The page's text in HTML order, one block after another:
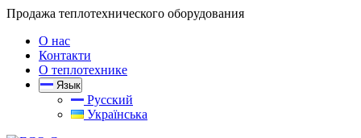
Продажа теплотехнического оборудования
О нас
Контакти
О теплотехнике
Язык
Русский
Українська